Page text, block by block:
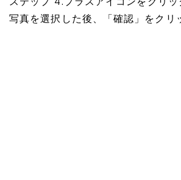
ステップ 4.プラスアイコンをクリッ
写真を選択した後、「確認」をクリ